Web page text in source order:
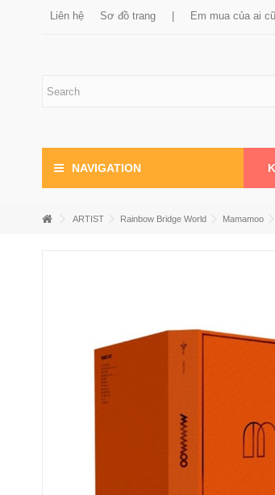
Liên hệ Sơ đồ trang Em mua của ai
NAVIGATION
ARTIST Rainbow Bridge World Mamamoo